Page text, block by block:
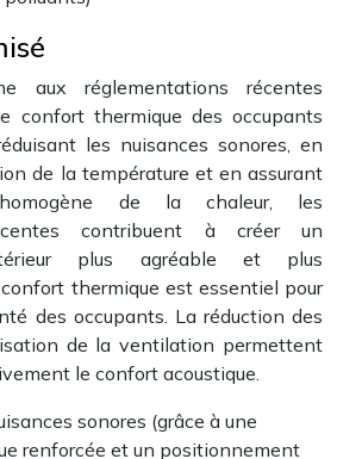
aux réglementations récentes
confort thermique des occupants
les nuisances sonores, en
de la température et en assurant
de la chaleur, les
contribuent à créer un
plus agréable et plus
thermique est essentiel pour
des occupants. La réduction des
de la ventilation permettent
le confort acoustique.
sonores (grâce à une
renforcée et un positionnement